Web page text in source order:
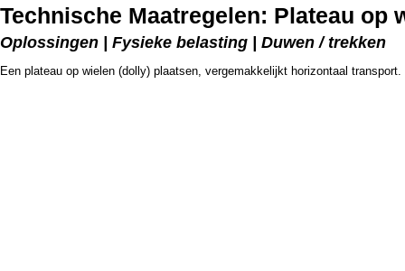
Technische Maatregelen: Plateau op
Oplossingen | Fysieke belasting | Duwen / trekken
Een plateau op wielen (dolly) plaatsen, vergemakkelijkt horizontaal transport.